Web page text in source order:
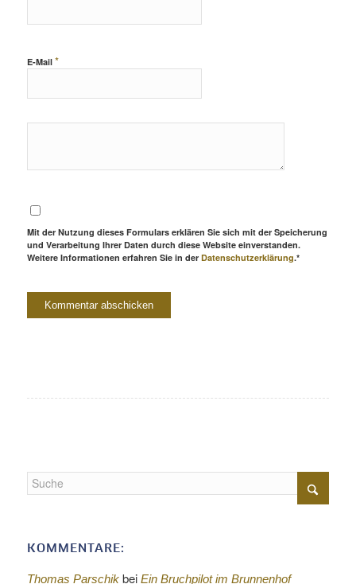
E-Mail *
Mit der Nutzung dieses Formulars erklären Sie sich mit der Speicherung
und Verarbeitung Ihrer Daten durch diese Website einverstanden.
Weitere Informationen erfahren Sie in der Datenschutzerklärung.*
KOMMENTARE:
Thomas Parschikbei Ein Bruchpilot im Brunnenhof